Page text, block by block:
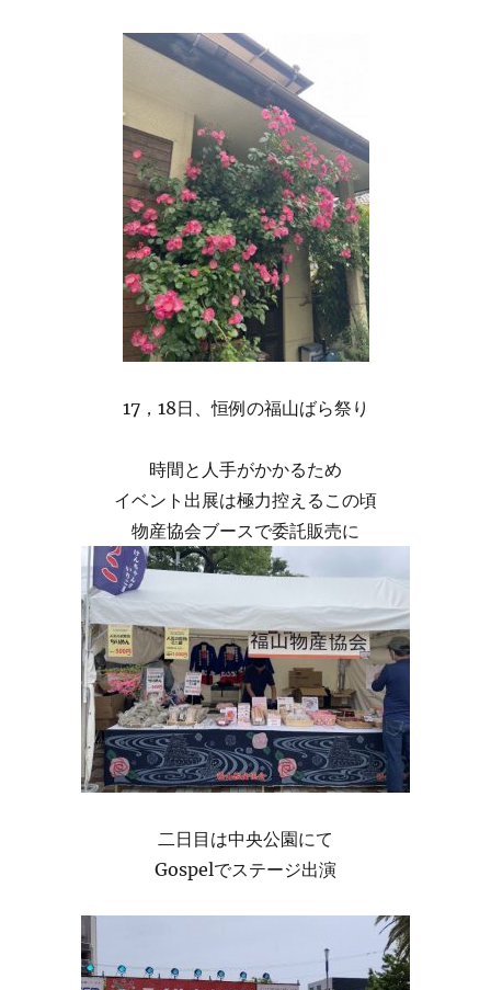
17，18日、恒例の福山ばら祭り
時間と人手がかかるため
イベント出展は極力控えるこの頃
物産協会ブースで委託販売に
二日目は中央公園にて
Gospelでステージ出演